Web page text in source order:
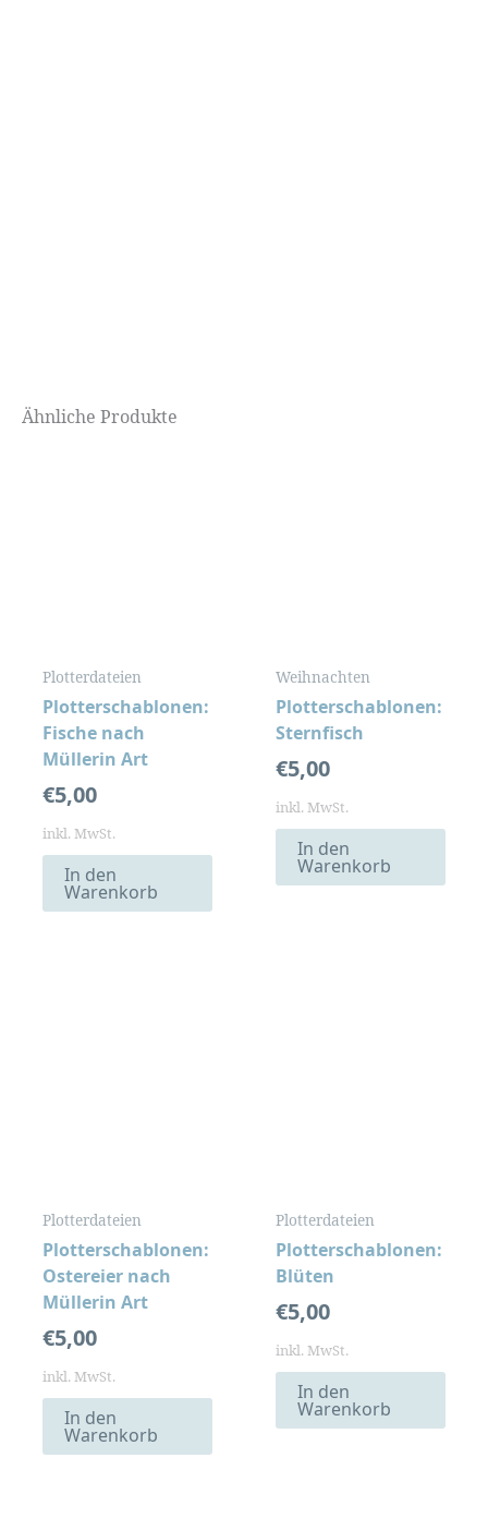
Ähnliche Produkte
Plotterdateien
Plotterschablonen:
Fische nach
Müllerin Art
€5,00
inkl. MwSt.
In den
Warenkorb
Weihnachten
Plotterschablonen:
Sternfisch
€5,00
inkl. MwSt.
In den
Warenkorb
Plotterdateien
Plotterschablonen:
Ostereier nach
Müllerin Art
€5,00
inkl. MwSt.
In den
Warenkorb
Plotterdateien
Plotterschablonen:
Blüten
€5,00
inkl. MwSt.
In den
Warenkorb